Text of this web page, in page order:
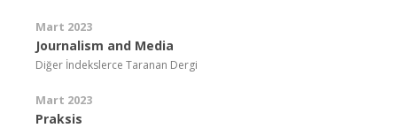
Mart 2023
Journalism and Media
Diğer İndekslerce Taranan Dergi
Mart 2023
Praksis